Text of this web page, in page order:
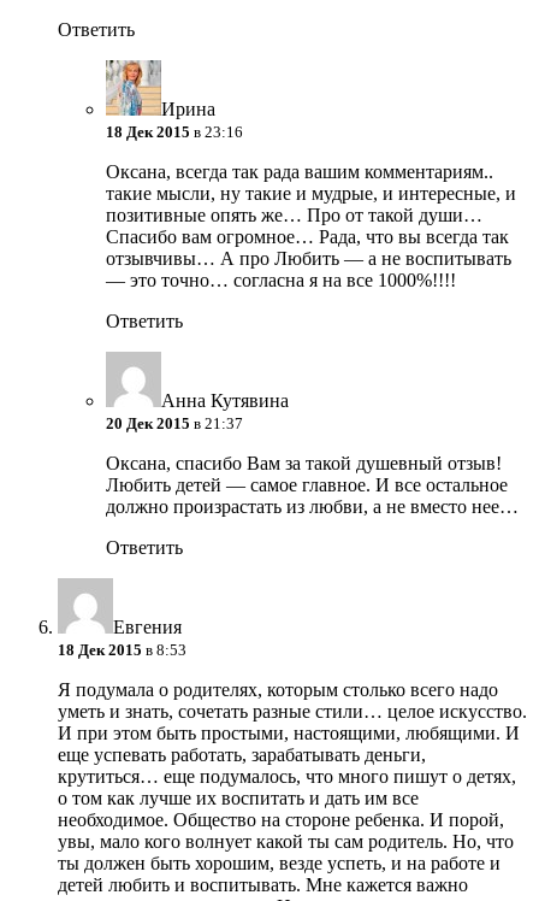
Ответить
Ирина
18 Дек 2015 в 23:16
Оксана, всегда так рада вашим комментариям..
такие мысли, ну такие и мудрые, и интересные, и
позитивные опять же… Про от такой души…
Спасибо вам огромное… Рада, что вы всегда так
отзывчивы… А про Любить — а не воспитывать
— это точно… согласна я на все 1000%!!!!
Ответить
Анна Кутявина
20 Дек 2015 в 21:37
Оксана, спасибо Вам за такой душевный отзыв!
Любить детей — самое главное. И все остальное
должно произрастать из любви, а не вместо нее…
Ответить
Евгения
18 Дек 2015 в 8:53
Я подумала о родителях, которым столько всего надо
уметь и знать, сочетать разные стили… целое искусство.
И при этом быть простыми, настоящими, любящими. И
еще успевать работать, зарабатывать деньги,
крутиться… еще подумалось, что много пишут о детях,
о том как лучше их воспитать и дать им все
необходимое. Общество на стороне ребенка. И порой,
увы, мало кого волнует какой ты сам родитель. Но, что
ты должен быть хорошим, везде успеть, и на работе и
детей любить и воспитывать. Мне кажется важно